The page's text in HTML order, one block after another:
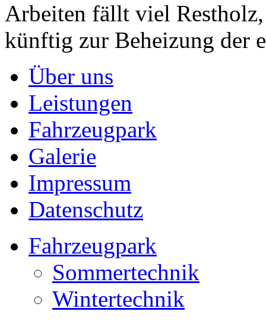
Arbeiten fällt viel
künftig zur Beheizung der
Über uns
Leistungen
Fahrzeugpark
Galerie
Impressum
Datenschutz
Fahrzeugpark
Sommertechnik
Wintertechnik